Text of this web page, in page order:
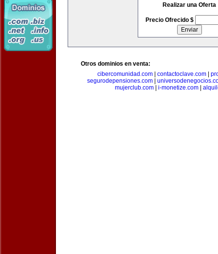
Realizar una Oferta
Precio Ofrecido $
Otros dominios en venta:
cibercomunidad.com
contactoclave.com
segurodepensiones.com
mujerclub.com
i-monetize.com